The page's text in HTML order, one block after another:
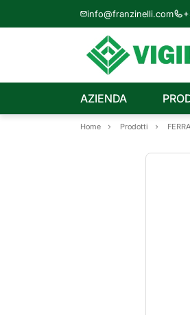
info@franzinelli.com
AZIENDA
Home Prodotti